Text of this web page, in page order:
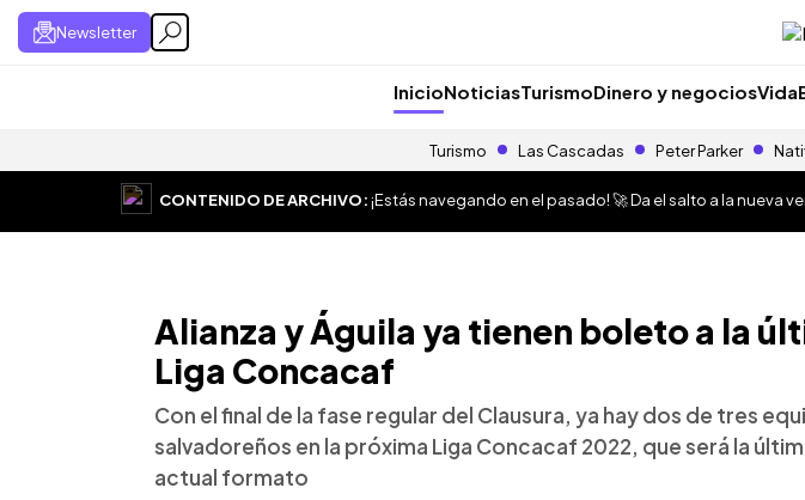
Newsletter
InicioNoticiasTurismoDinero y negociosVida
Turismo Las Cascadas Peter Parker
CONTENIDO DE ARCHIVO:¡Estás navegando en el pasado! 🚀 Da el salto a la nueva
Alianza y Águila ya tienen boleto a la
Liga Concacaf
Con el final de la fase regular del Clausura, ya hay dos de tres
salvadoreños en la próxima Liga Concacaf 2022, que será la
actual formato